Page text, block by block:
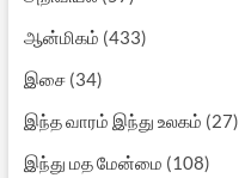
ஆன்மிகம் (433)
இசை(34)
இந்த வாரம் இந்து உலகம் (27)
இந்து மத மேன்மை (108)